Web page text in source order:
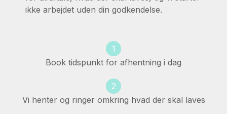
ikke arbejdet uden din godkendelse.
1
Book tidspunkt for afhentning i dag
2
Vi henter og ringer omkring hvad der skal laves